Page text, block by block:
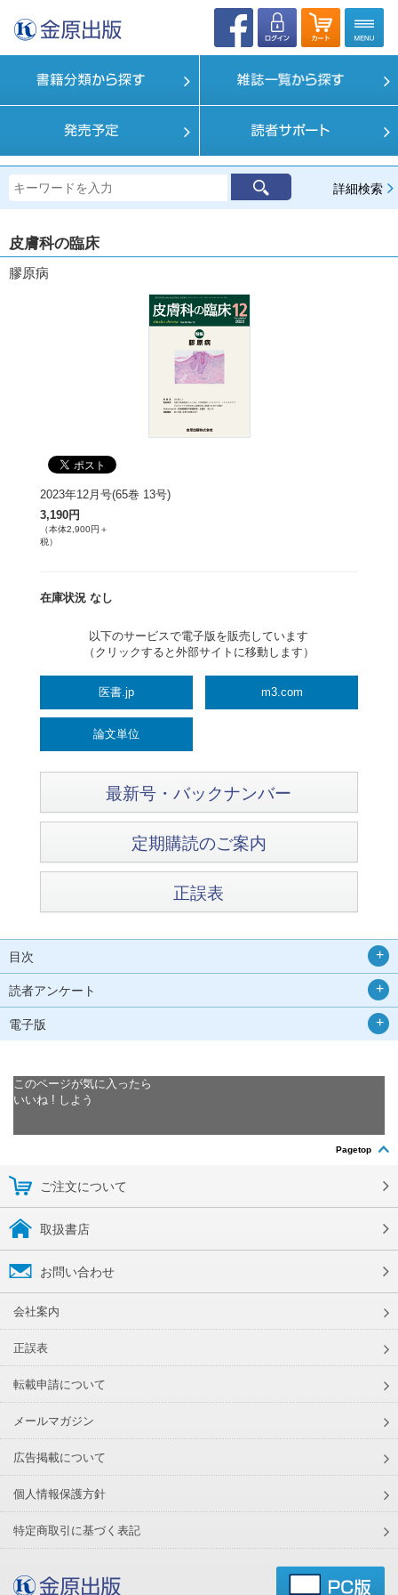
詳細検索
皮膚科の臨床
膠原病
2023年12月号(65巻 13号)
3,190円
（本体2,900円＋
税）
在庫状況 なし
以下のサービスで電子版を販売しています
（クリックすると外部サイトに移動します）
医書.jp m3.com
論文単位
最新号・バックナンバー
定期購読のご案内
正誤表
目次
読者アンケート
電子版
このページが気に入ったら
いいね ! しよう
Pagetop
ご注文について
取扱書店
お問い合わせ
会社案内
正誤表
転載申請について
メールマガジン
広告掲載について
個人情報保護方針
特定商取引に基づく表記